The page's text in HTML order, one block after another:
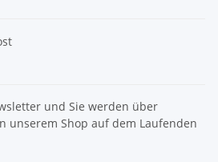
und Sie werden über
unserem Shop auf dem Laufenden